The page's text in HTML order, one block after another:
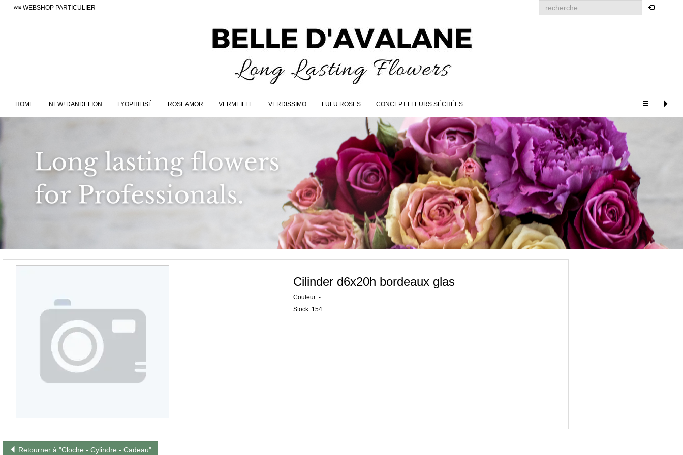
WEBSHOP PARTICULIER
HOME NEW! DANDELION LYOPHILISÉ ROSEAMOR VERMEILLE VERDISSIMO LULU ROSES CONCEPT FLEURS SÉCHÉES
Cilinder d6x20h bordeaux glas
Couleur: -
Stock: 154
Retourner à "Cloche - Cylindre - Cadeau"
PRODUITS ASSOCIÉS